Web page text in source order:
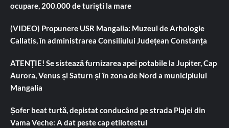
ocupare, 200.000 de turiști la mare
(VIDEO) Propunere USR Mangalia: Muzeul de Arhologie
Callatis, în administrarea Consiliului Județean Constanța
ATENȚIE! Se sistează furnizarea apei potabile la Jupiter, Cap
Aurora, Venus și Saturn și în zona de Nord a municipiului
Mangalia
Șofer beat turtă, depistat conducând pe strada Plajei din
Vama Veche: A dat peste cap etilotestul